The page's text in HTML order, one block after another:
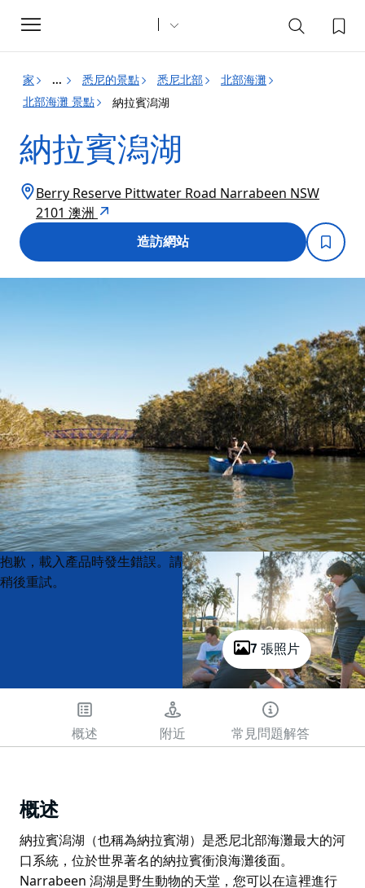
Toggle
navigation
家 ... 悉尼的景點 悉尼北部
北部海灘
北部海灘 景點
納拉賓潟湖
納拉賓潟湖
Berry Reserve Pittwater Road Narrabeen NSW
2101 澳洲
造訪網站
7 張照片
Product
List
Product
List
抱歉，載入產品時發生錯誤。請
稍後重試。
概述 附近 常見問題解答
概述
納拉賓潟湖（也稱為納拉賓湖）是悉尼北部海灘最大的河
口系統，位於世界著名的納拉賓衝浪海灘後面。
Narrabeen 潟湖是野生動物的天堂，您可以在這裡進行